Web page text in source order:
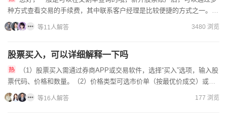
种方式查看交易的手续费，其中联系客户经理是比较便捷的方式之一。我
司是正规老牌券商，在全国诸多城市都设有营业部，现在找我办理开...
等11人解答 3480 浏览
股票买入，可以详细解释一下吗
票代码、价格和数量。（2）价格类型可选市价单（按最优价成交）或限
价单（指定价格），新手建议用限价单避免滑点。（3）买入...
等16人解答 177 浏览